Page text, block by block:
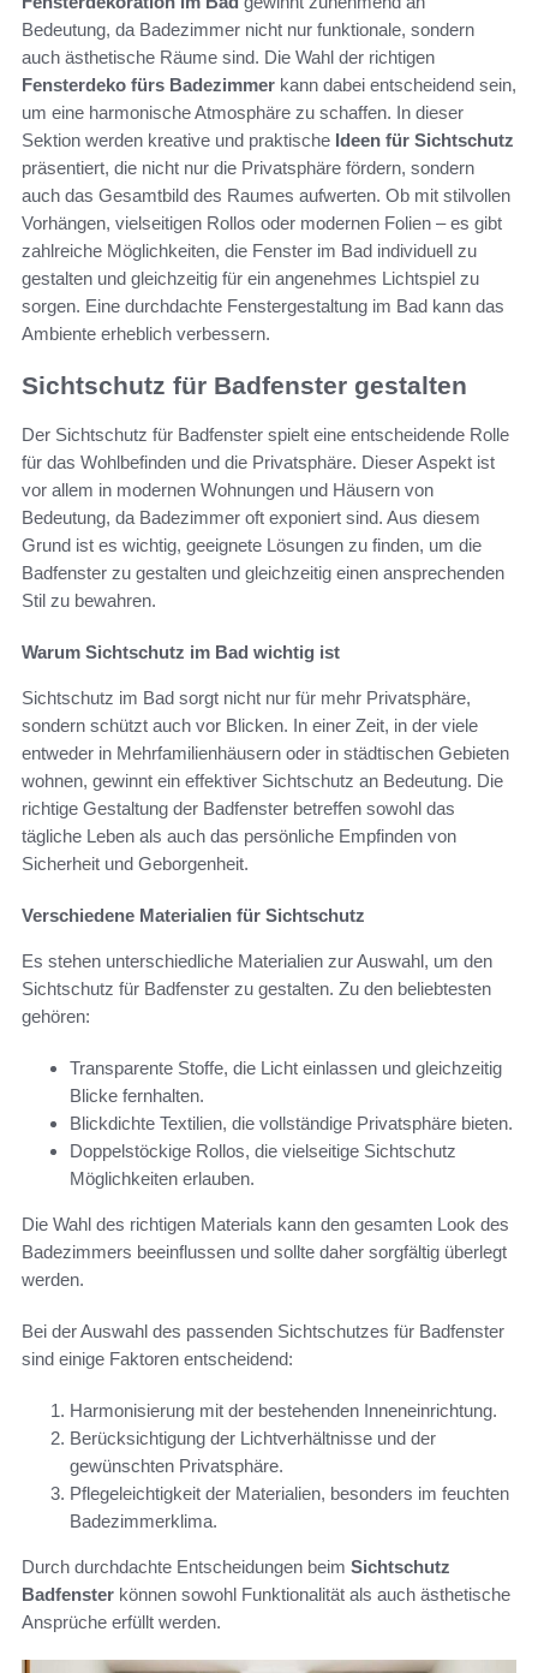
Bedeutung, da Badezimmer nicht nur funktionale, sondern
auch ästhetische Räume sind. Die Wahl der richtigen
Fensterdeko fürs Badezimmer kann dabei entscheidend sein,
um eine harmonische Atmosphäre zu schaffen. In dieser
Sektion werden kreative und praktische Ideen für Sichtschutz
präsentiert, die nicht nur die Privatsphäre fördern, sondern
auch das Gesamtbild des Raumes aufwerten. Ob mit stilvollen
Vorhängen, vielseitigen Rollos oder modernen Folien – es gibt
zahlreiche Möglichkeiten, die Fenster im Bad individuell zu
gestalten und gleichzeitig für ein angenehmes Lichtspiel zu
sorgen. Eine durchdachte Fenstergestaltung im Bad kann das
Ambiente erheblich verbessern.
Sichtschutz für Badfenster gestalten
Der Sichtschutz für Badfenster spielt eine entscheidende Rolle
für das Wohlbefinden und die Privatsphäre. Dieser Aspekt ist
vor allem in modernen Wohnungen und Häusern von
Bedeutung, da Badezimmer oft exponiert sind. Aus diesem
Grund ist es wichtig, geeignete Lösungen zu finden, um die
Badfenster zu gestalten und gleichzeitig einen ansprechenden
Stil zu bewahren.
Warum Sichtschutz im Bad wichtig ist
Sichtschutz im Bad sorgt nicht nur für mehr Privatsphäre,
sondern schützt auch vor Blicken. In einer Zeit, in der viele
entweder in Mehrfamilienhäusern oder in städtischen Gebieten
wohnen, gewinnt ein effektiver Sichtschutz an Bedeutung. Die
richtige Gestaltung der Badfenster betreffen sowohl das
tägliche Leben als auch das persönliche Empfinden von
Sicherheit und Geborgenheit.
Verschiedene Materialien für Sichtschutz
Es stehen unterschiedliche Materialien zur Auswahl, um den
Sichtschutz für Badfenster zu gestalten. Zu den beliebtesten
gehören:
Transparente Stoffe, die Licht einlassen und gleichzeitig
Blicke fernhalten.
Blickdichte Textilien, die vollständige Privatsphäre bieten.
Doppelstöckige Rollos, die vielseitige Sichtschutz
Möglichkeiten erlauben.
Die Wahl des richtigen Materials kann den gesamten Look des
Badezimmers beeinflussen und sollte daher sorgfältig überlegt
werden.
Bei der Auswahl des passenden Sichtschutzes für Badfenster
sind einige Faktoren entscheidend:
Harmonisierung mit der bestehenden Inneneinrichtung.
Berücksichtigung der Lichtverhältnisse und der
gewünschten Privatsphäre.
Pflegeleichtigkeit der Materialien, besonders im feuchten
Badezimmerklima.
Durch durchdachte Entscheidungen beim Sichtschutz
Badfenster können sowohl Funktionalität als auch ästhetische
Ansprüche erfüllt werden.